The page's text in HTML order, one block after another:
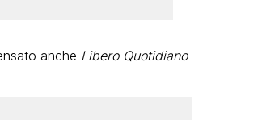
anche Libero Quotidiano